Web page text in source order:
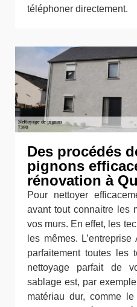
téléphoner directement.
Des procédés
pignons
rénovation à
Pour nettoyer
avant tout connaitre les
vos murs. En effet, les
les mêmes.
parfaitement toutes les
nettoyage parfait de
sablage est, par
matériau dur, comme